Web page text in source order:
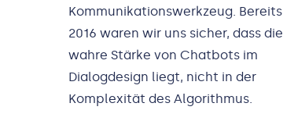
Kommunikationswerkzeug. Bereits
2016 waren wir uns sicher, dass die
wahre Stärke von Chatbots im
Dialogdesign liegt, nicht in der
Komplexität des Algorithmus.